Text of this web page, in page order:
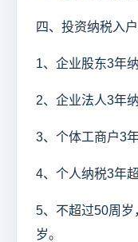
四、投资纳税入户
1、企业股东3年
2、企业法人3年
3、个体工商户3
4、个人纳税3年
5、不超过50周岁
岁。